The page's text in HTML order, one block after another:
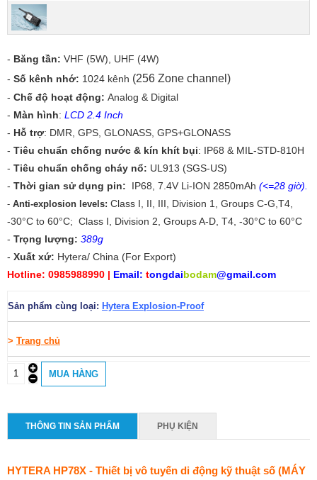
- Băng tần: VHF (5W), UHF (4W)
- Số kênh nhớ: 1024 kênh (256 Zone channel)
- Chế độ hoạt động: Analog & Digital
- Màn hình: LCD 2.4 Inch
- Hỗ trợ: DMR, GPS, GLONASS, GPS+GLONASS
- Tiêu chuẩn chống nước & kín khít bụi: IP68 & MIL-STD-810H
- Tiêu chuẩn chống cháy nổ: UL913 (SGS-US)
- Thời gian sử dụng pin: IP68, 7.4V Li-ION 2850mAh (<=28 giờ).
- Anti-explosion levels: Class I, II, III, Division 1, Groups C-G,T4,
-30°C to 60°C; Class I, Division 2, Groups A-D, T4, -30°C to 60°C
- Trọng lượng: 389g
- Xuất xứ: Hytera/ China (For Export)
Hotline: 0985988990 | Email: tongdaibodam@gmail.com
Sản phẩm cùng loại: Hytera Explosion-Proof
> Trang chủ
THÔNG TIN SẢN PHẨM PHỤ KIỆN
HYTERA HP78X - Thiết bị vô tuyến di động kỹ thuật số (MÁY